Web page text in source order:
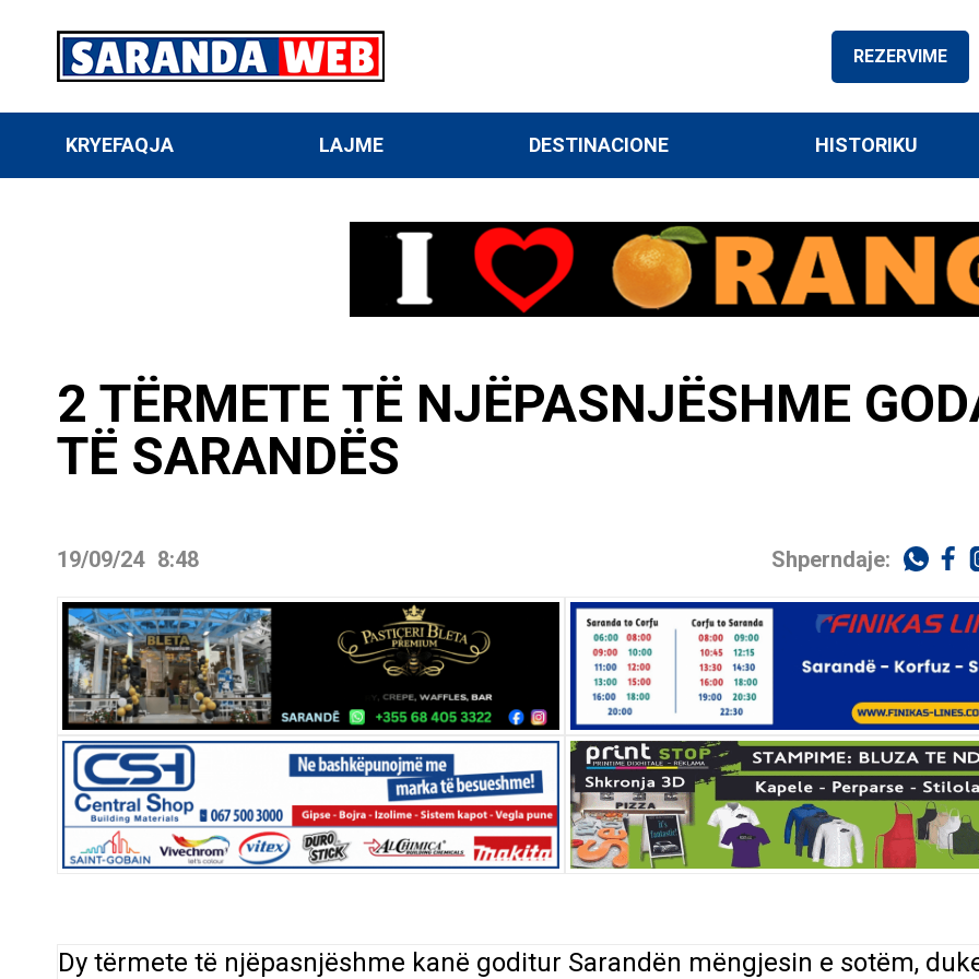
REZERVIME
KRYEFAQJA LAJME DESTINACIONE HISTORIKU
2 TËRMETE TË NJËPASNJËSHME
TË SARANDËS
19/09/24 8:48 Shperndaje:
Dy tërmete të njëpasnjëshme kanë goditur Sarandën mëngjesin e sotëm,